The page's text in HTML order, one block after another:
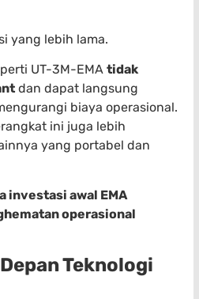
yang lebih lama.
UT-3M-EMA tidak
dan dapat langsung
biaya operasional.
ini juga lebih
yang portabel dan
investasi awal EMA
operasional
Teknologi